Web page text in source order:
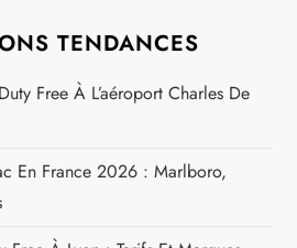
TENDANCES
Free À L’aéroport Charles De
En France 2026 : Marlboro,